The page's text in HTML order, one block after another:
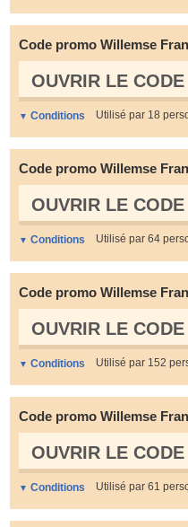
Code promo Willemse
OUVRIR LE СODE
Conditions Utilisé par 18
Code promo Willemse
OUVRIR LE СODE
Conditions Utilisé par 64
Code promo Willemse
OUVRIR LE СODE
Conditions Utilisé par 152
Code promo Willemse
OUVRIR LE СODE
Conditions Utilisé par 61